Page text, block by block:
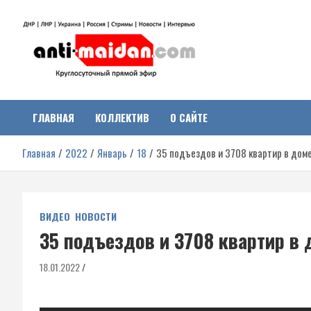
Антимайдан:
Гражданская война на
Украине
о гражданской войне на Украине, включая события в Новороссии,
ДНР, ЛНР и других регионах.
ГЛАВНАЯ КОЛЛЕКТИВ О САЙТЕ
Главная 2022 Январь 18 35 подъездов и 3708 квартир в доме
ВИДЕО НОВОСТИ
35 подъездов и 3708 квартир в
18.01.2022